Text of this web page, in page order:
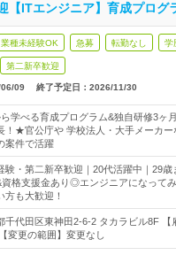
【ITエンジニア】育成プロ
種未経験OK 急募 転勤なし 学
第二新卒歓迎
06/09 終了予定日： 2026/11/30
ら学べる育成プログラム&独自研修3ヶ
！★官公庁や 学校法人・大手メーカー
案件で活躍
験・第二新卒歓迎｜20代活躍中｜29
資格支援金あり◎エンジニアになって
方も大歓迎！
千代田区東神田2-6-2 タカラビル8F 【
変更の範囲】変更なし